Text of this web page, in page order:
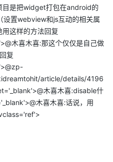
目是把widget打包在android的
置webview和js互动的相关属
这样的方法回复
木喜木喜:那这个仅仅是自己做
复
article/details/4196
木喜木喜:disable什
木喜木喜:话说，用